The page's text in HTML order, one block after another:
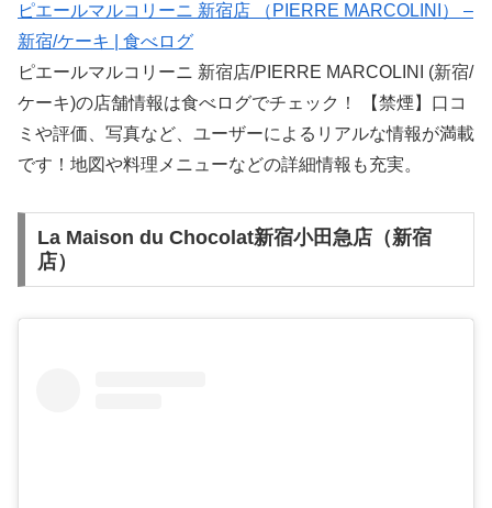
ピエールマルコリーニ 新宿店 （PIERRE MARCOLINI） –
新宿/ケーキ | 食べログ
ピエールマルコリーニ 新宿店/PIERRE MARCOLINI (新宿/
ケーキ)の店舗情報は食べログでチェック！ 【禁煙】口コ
ミや評価、写真など、ユーザーによるリアルな情報が満載
です！地図や料理メニューなどの詳細情報も充実。
La Maison du Chocolat新宿小田急店（新宿
店）